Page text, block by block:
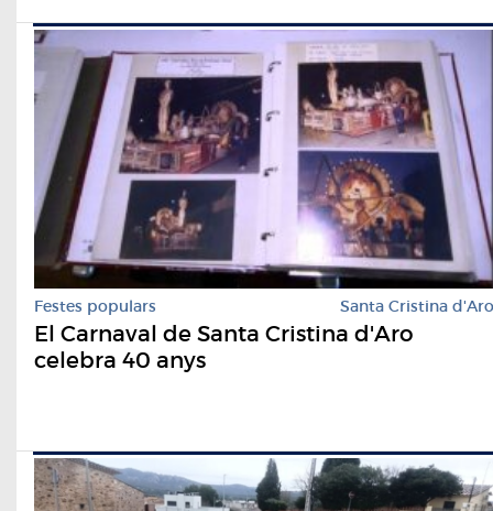
Festes populars Santa Cristina d'Aro
El Carnaval de Santa Cristina d'Aro
celebra 40 anys